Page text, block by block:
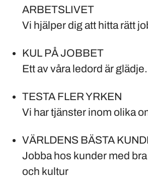
ARBETSLIVET
Vi hjälper dig att hitta rätt
KUL PÅ JOBBET
Ett av våra ledord är glädje.
TESTA FLER YRKEN
Vi har tjänster inom olika
VÄRLDENS BÄSTA
Jobba hos kunder med
och kultur